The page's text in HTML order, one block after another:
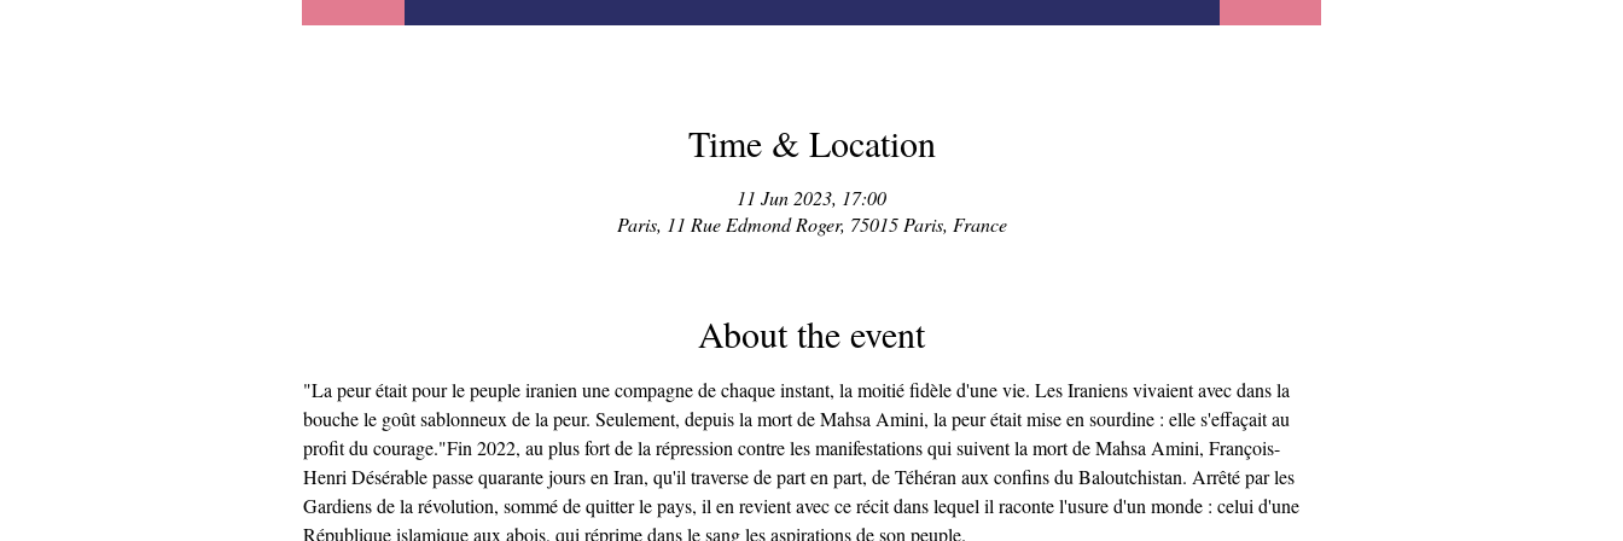
Time & Location
11 Jun 2023, 17:00
Paris, 11 Rue Edmond Roger, 75015 Paris, France
About the event
"La peur était pour le peuple iranien une compagne de chaque instant, la moitié fidèle d'une vie. Les Iraniens vivaient avec dans la
bouche le goût sablonneux de la peur. Seulement, depuis la mort de Mahsa Amini, la peur était mise en sourdine : elle s'effaçait au
profit du courage."Fin 2022, au plus fort de la répression contre les manifestations qui suivent la mort de Mahsa Amini, François-
Henri Désérable passe quarante jours en Iran, qu'il traverse de part en part, de Téhéran aux confins du Baloutchistan. Arrêté par les
Gardiens de la révolution, sommé de quitter le pays, il en revient avec ce récit dans lequel il raconte l'usure d'un monde : celui d'une
République islamique aux abois, qui réprime dans le sang les aspirations de son peuple.